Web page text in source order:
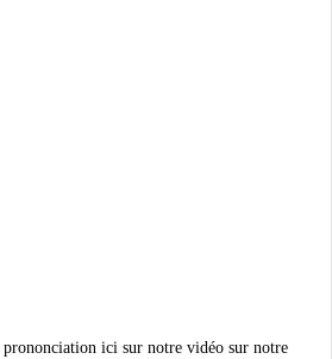
prononciation ici sur notre vidéo sur notre